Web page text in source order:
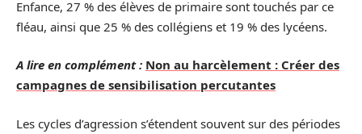
Enfance, 27 % des élèves de primaire sont touchés par ce
fléau, ainsi que 25 % des collégiens et 19 % des lycéens.
A lire en complément : Non au harcèlement : Créer des
campagnes de sensibilisation percutantes
Les cycles d’agression s’étendent souvent sur des périodes